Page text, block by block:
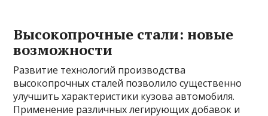
Высокопрочные стали: новые
возможности
Развитие технологий производства
высокопрочных сталей позволило существенно
улучшить характеристики кузова автомобиля.
Применение различных легирующих добавок и